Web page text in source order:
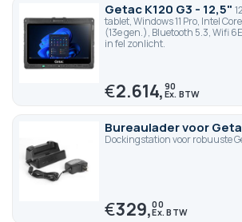
Getac K120 G3 - 12,5"
tablet, Windows 11 Pro, Intel
(13e gen.), Bluetooth 5.3, Wifi
in fel zonlicht.
€2.614,90
Bureaulader voor
Dockingstation voor robuuste
€329,00